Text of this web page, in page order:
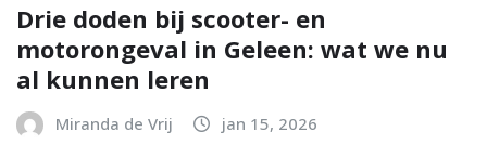
Drie doden bij scooter- en
motorongeval in Geleen: wat we nu
al kunnen leren
Miranda de Vrij jan 15, 2026